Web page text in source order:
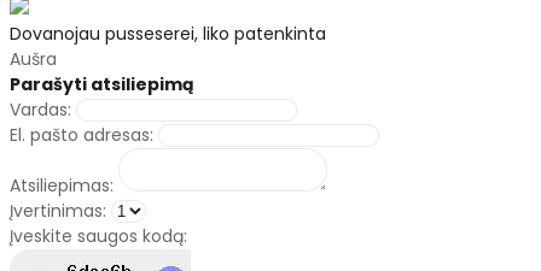
Dovanojau pusseserei, liko patenkinta
Aušra
Parašyti atsiliepimą
Vardas:
El. pašto adresas:
Atsiliepimas:
Įvertinimas:
Įveskite saugos kodą: